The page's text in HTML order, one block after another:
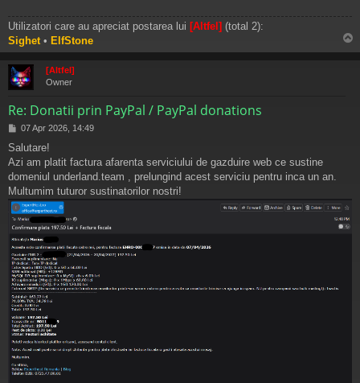
Utilizatori care au apreciat postarea lui [Altfel] (total 2):
Sighet • ElfStone
u
[Altfel]
Owner
Re: Donatii prin PayPal / PayPal donations
M
s
a
j
07 Apr 2026, 14:49
Salutare!
Azi am platit factura afarenta serviciului de gazduire web ce sustine
domeniul underland.team , prelungind acest serviciu pentru inca un an.
Multumim tuturor sustinatorilor nostri!